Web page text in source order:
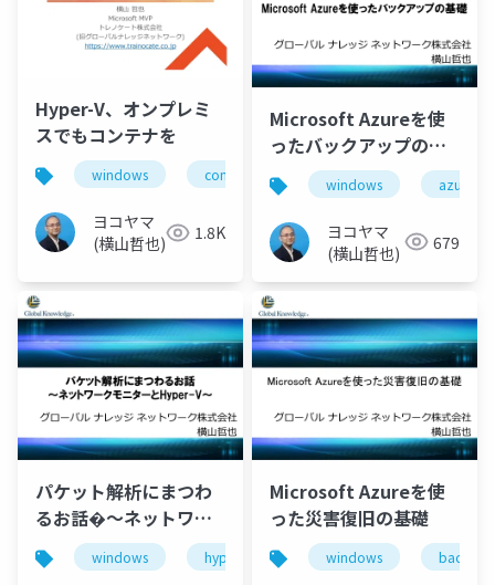
Hyper-V、オンプレミ
スでもコンテナを
windows container hyper-v docker
ヨコヤマ
(横山哲也)
1.8K
Microsoft Azureを使
ったバックアップの基
礎
windows azure
ヨコヤマ
(横山哲也)
679
パケット解析にまつわ
るお話�～ネットワー
クモニターとHyper-V
～
windows hyper-v packet capture
Microsoft Azureを使
った災害復旧の基礎
windows backup